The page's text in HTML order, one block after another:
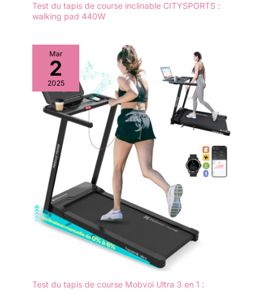
Test du tapis de course inclinable CITYSPORTS :
walking pad 440W
Mar
2
2025
Test du tapis de course Mobvoi Ultra 3 en 1 :